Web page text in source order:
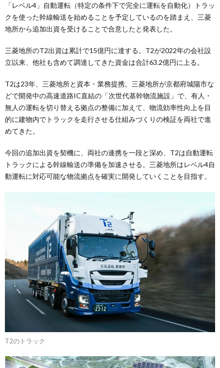
「レベル4」自動運転（特定の条件下で完全に運転を自動化）トラッ
クを使った幹線輸送を始めることを予定しているのを踏まえ、三菱
地所から追加出資を受けることで合意したと発表した。
三菱地所のT2出資は累計で15億円に達する。T2が2022年の会社設
立以来、他社も含めて調達してきた資金は合計63.2億円に上る。
T2は23年、三菱地所と資本・業務提携。三菱地所が京都府城陽市な
どで開発中の高速道路IC直結の「次世代基幹物流施設」で、有人・
無人の運転を切り替える拠点の整備に加えて、物流効率性向上を目
的に建物内でトラックを走行させる仕組みづくりの検証を両社で進
めてきた。
今回の追加出資を契機に、両社の連携を一段と深め、T2は自動運転
トラックによる幹線輸送の準備を加速させる。三菱地所はレベル4自
動運転に対応可能な物流拠点を確実に開発していくことを目指す。
T2のトラック